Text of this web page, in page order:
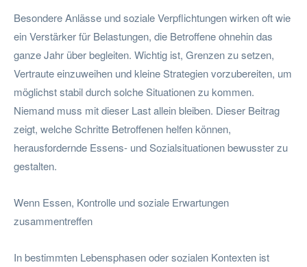
Besondere Anlässe und soziale Verpflichtungen wirken oft wie
ein Verstärker für Belastungen, die Betroffene ohnehin das
ganze Jahr über begleiten. Wichtig ist, Grenzen zu setzen,
Vertraute einzuweihen und kleine Strategien vorzubereiten, um
möglichst stabil durch solche Situationen zu kommen.
Niemand muss mit dieser Last allein bleiben. Dieser Beitrag
zeigt, welche Schritte Betroffenen helfen können,
herausfordernde Essens- und Sozialsituationen bewusster zu
gestalten.
Wenn Essen, Kontrolle und soziale Erwartungen
zusammentreffen
In bestimmten Lebensphasen oder sozialen Kontexten ist